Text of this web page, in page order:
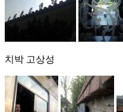
치박 고상성